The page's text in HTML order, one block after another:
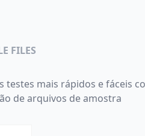
FILES
testes mais rápidos e fáceis
de arquivos de amostra